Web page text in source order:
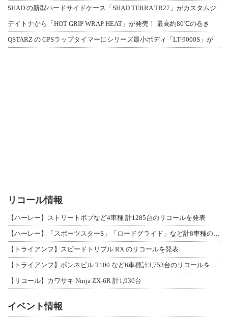
SHAD の新型ハードサイドケース「SHAD TERRA TR27」がカスタムジ
デイトナから「HOT GRIP WRAP HEAT」が発売！ 最高約80℃の巻き
QSTARZ の GPSラップタイマーにシリーズ最小ボディ「LT-9000S」が
リコール情報
【ハーレー】ストリートボブなど4車種 計1285台のリコールを発表
【トライアンフ】スピードトリプル RX のリコールを発表
【リコール】カワサキ Ninja ZX-6R 計1,930台
イベント情報